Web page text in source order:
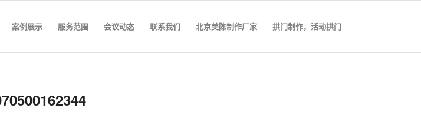
案例展示 服务范围 会议动态 联系我们 北京美陈制作厂家 拱门制作，活动拱门